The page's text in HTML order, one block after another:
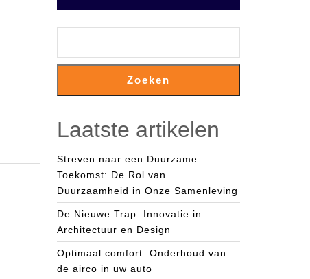
Zoeken
Laatste artikelen
Streven naar een Duurzame
Toekomst: De Rol van
Duurzaamheid in Onze Samenleving
De Nieuwe Trap: Innovatie in
Architectuur en Design
Optimaal comfort: Onderhoud van
de airco in uw auto